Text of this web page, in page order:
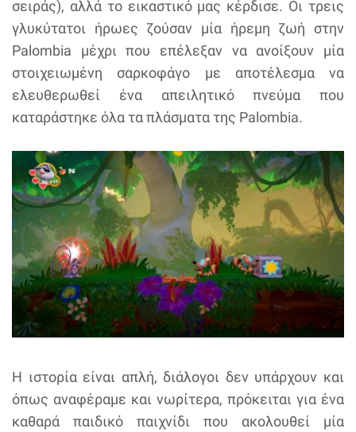
σειράς), αλλά το εικαστικό μας κέρδισε. Οι τρεις
γλυκύτατοι ήρωες ζούσαν μία ήρεμη ζωή στην
Palombia μέχρι που επέλεξαν να ανοίξουν μία
στοιχειωμένη σαρκοφάγο με αποτέλεσμα να
ελευθερωθεί ένα απειλητικό πνεύμα που
καταράστηκε όλα τα πλάσματα της Palombia.
Η ιστορία είναι απλή, διάλογοι δεν υπάρχουν και
όπως αναφέραμε και νωρίτερα, πρόκειται για ένα
καθαρά παιδικό παιχνίδι που ακολουθεί μία